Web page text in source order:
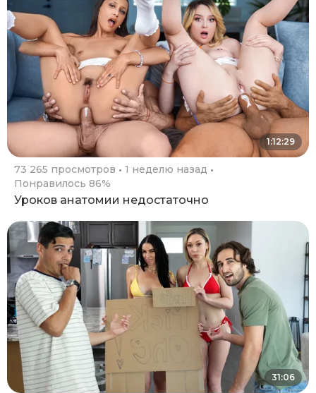
1:12:29
73 265 просмотров
1 неделю назад
Понравилось 86%
Уроков анатомии недостаточно
31:06